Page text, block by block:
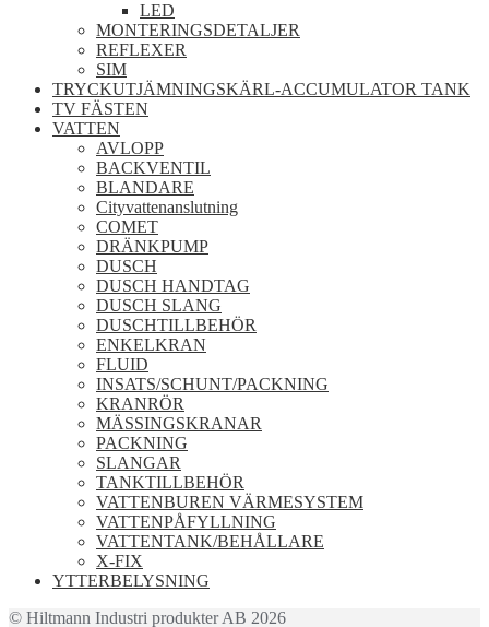
LED
MONTERINGSDETALJER
REFLEXER
SIM
TRYCKUTJÄMNINGSKÄRL-ACCUMULATOR TANK
TV FÄSTEN
VATTEN
AVLOPP
BACKVENTIL
BLANDARE
Cityvattenanslutning
COMET
DRÄNKPUMP
DUSCH
DUSCH HANDTAG
DUSCH SLANG
DUSCHTILLBEHÖR
ENKELKRAN
FLUID
INSATS/SCHUNT/PACKNING
KRANRÖR
MÄSSINGSKRANAR
PACKNING
SLANGAR
TANKTILLBEHÖR
VATTENBUREN VÄRMESYSTEM
VATTENPÅFYLLNING
VATTENTANK/BEHÅLLARE
X-FIX
YTTERBELYSNING
© Hiltmann Industri produkter AB 2026